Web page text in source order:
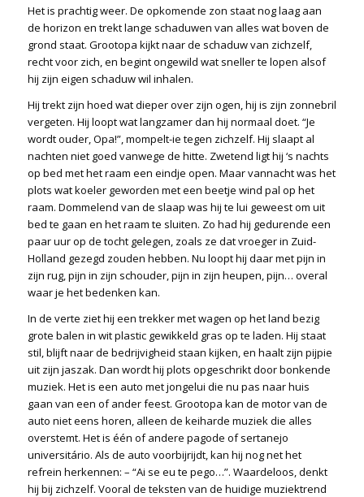
Het is prachtig weer. De opkomende zon staat nog laag aan
de horizon en trekt lange schaduwen van alles wat boven de
grond staat. Grootopa kijkt naar de schaduw van zichzelf,
recht voor zich, en begint ongewild wat sneller te lopen alsof
hij zijn eigen schaduw wil inhalen.
Hij trekt zijn hoed wat dieper over zijn ogen, hij is zijn zonnebril
vergeten. Hij loopt wat langzamer dan hij normaal doet. “Je
wordt ouder, Opa!”, mompelt-ie tegen zichzelf. Hij slaapt al
nachten niet goed vanwege de hitte. Zwetend ligt hij ‘s nachts
op bed met het raam een eindje open. Maar vannacht was het
plots wat koeler geworden met een beetje wind pal op het
raam. Dommelend van de slaap was hij te lui geweest om uit
bed te gaan en het raam te sluiten. Zo had hij gedurende een
paar uur op de tocht gelegen, zoals ze dat vroeger in Zuid-
Holland gezegd zouden hebben. Nu loopt hij daar met pijn in
zijn rug, pijn in zijn schouder, pijn in zijn heupen, pijn… overal
waar je het bedenken kan.
In de verte ziet hij een trekker met wagen op het land bezig
grote balen in wit plastic gewikkeld gras op te laden. Hij staat
stil, blijft naar de bedrijvigheid staan kijken, en haalt zijn pijpie
uit zijn jaszak. Dan wordt hij plots opgeschrikt door bonkende
muziek. Het is een auto met jongelui die nu pas naar huis
gaan van een of ander feest. Grootopa kan de motor van de
auto niet eens horen, alleen de keiharde muziek die alles
overstemt. Het is één of andere pagode of sertanejo
universitário. Als de auto voorbijrijdt, kan hij nog net het
refrein herkennen: – “Ai se eu te pego…”. Waardeloos, denkt
hij bij zichzelf. Vooral de teksten van de huidige muziektrend